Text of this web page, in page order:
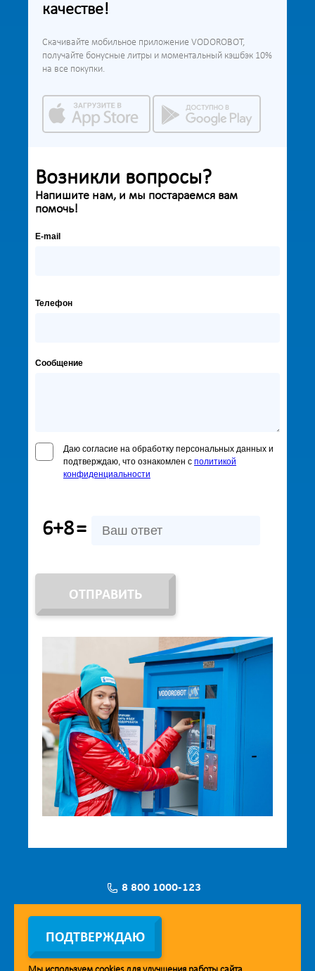
качестве!
Скачивайте мобильное приложение VODOROBOT,
получайте бонусные литры и моментальный кэшбэк 10%
на все покупки.
Возникли вопросы?
Напишите нам, и мы постараемся вам
помочь!
E-mail
Телефон
Сообщение
Даю согласие на обработку персональных данных и
подтверждаю, что ознакомлен с политикой
конфиденциальности
6+8=
ОТПРАВИТЬ
8 800 1000-123
Заявка на установку
ПОДТВЕРЖДАЮ